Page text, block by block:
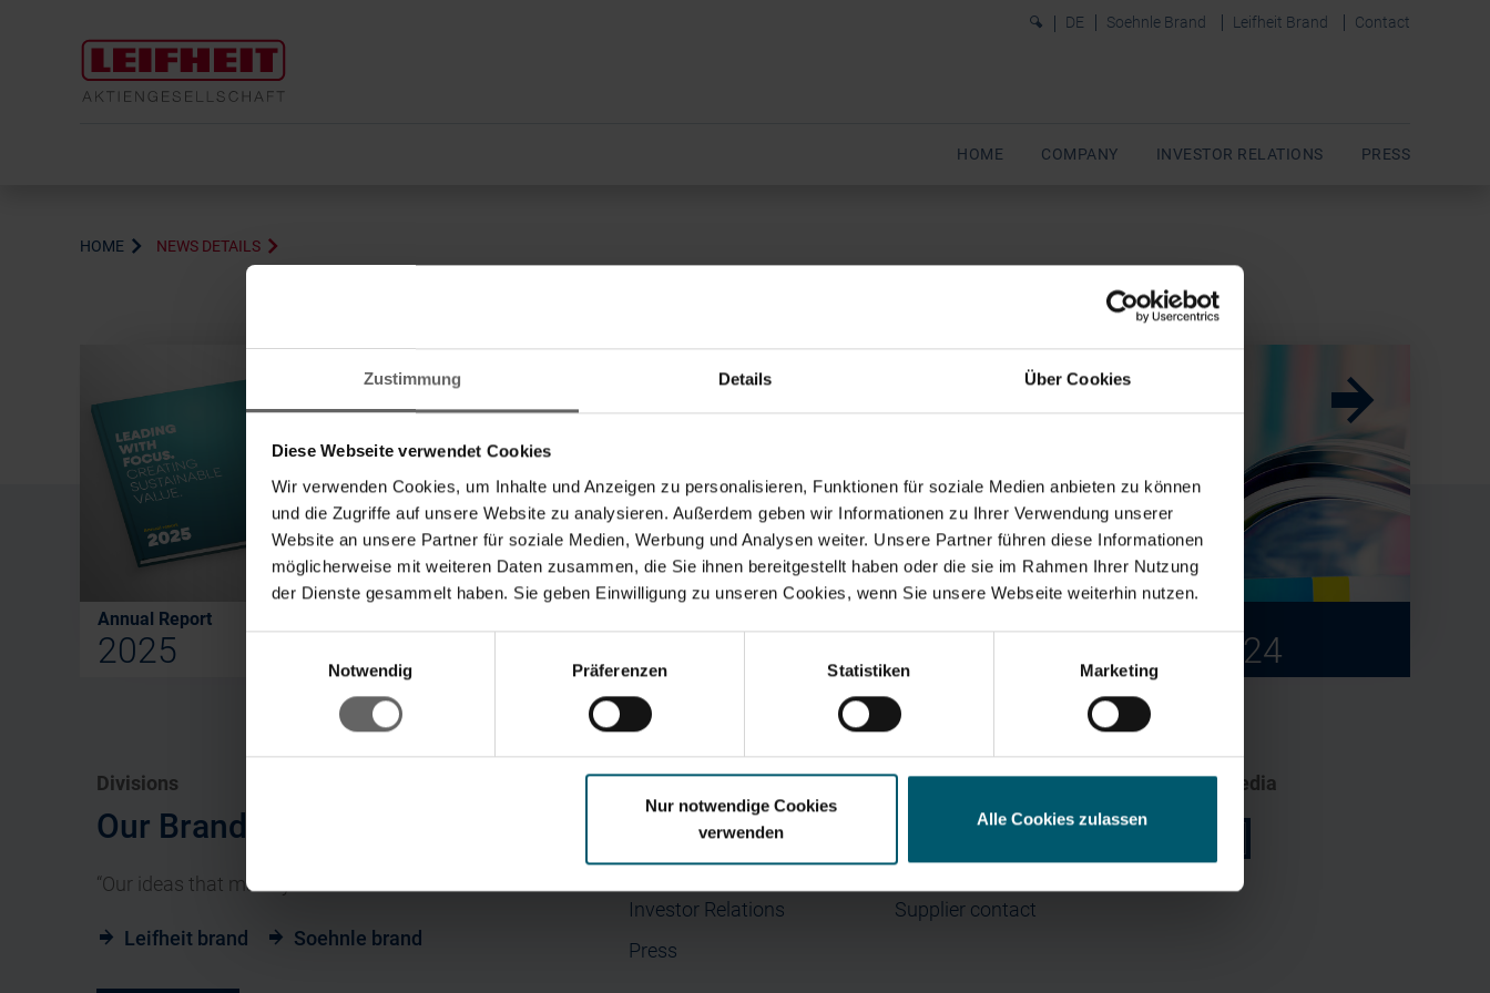
Zustimmung Details Über Cookies
Diese Webseite verwendet Cookies
Wir verwenden Cookies, um Inhalte und Anzeigen zu personalisieren, Funktionen für soziale Medien anbieten zu können
und die Zugriffe auf unsere Website zu analysieren. Außerdem geben wir Informationen zu Ihrer Verwendung unserer
Website an unsere Partner für soziale Medien, Werbung und Analysen weiter. Unsere Partner führen diese Informationen
möglicherweise mit weiteren Daten zusammen, die Sie ihnen bereitgestellt haben oder die sie im Rahmen Ihrer Nutzung
der Dienste gesammelt haben. Sie geben Einwilligung zu unseren Cookies, wenn Sie unsere Webseite weiterhin nutzen.
Notwendig
Präferenzen Statistiken Marketing
Nur notwendige Cookies
verwenden
Alle Cookies zulassen
0 DE Soehnle Brand Leifheit Brand Contact
HOME COMPANY INVESTOR RELATIONS PRESS
HOME NEWS DETAILS
Annual Report
2025
w w w
2012 - 2024
w
Divisions
Our Brands
“Our ideas that make your life easier.”
Leifheit brand Soehnle brand
Menu
Company
Investor Relations
Press
Contact
International contacts
Supplier contact
Social Media
Search suggestions
Annual Financial Report Corporate Governance